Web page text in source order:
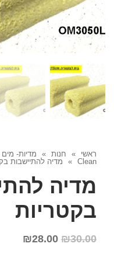
ראשי » חנות » מדיות-
Clean
» מדיה להתיישבות
מדיה
בקטריות
₪30.00
₪28.00